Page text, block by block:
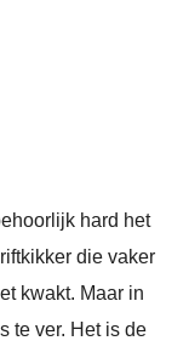
hard het
die vaker
kwakt. Maar in
te ver. Het is de